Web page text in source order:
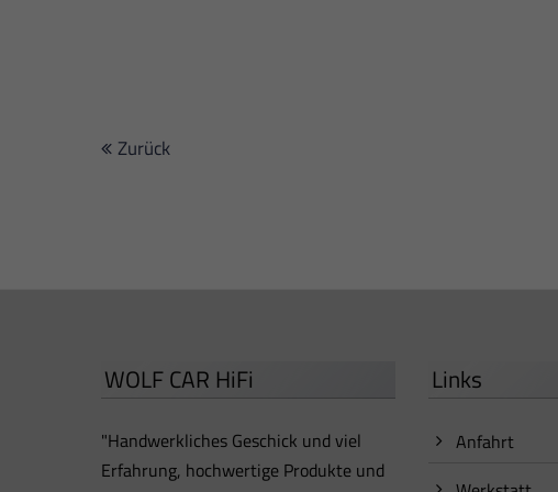
Zurück
WOLF CAR HiFi
"Handwerkliches Geschick und viel
Erfahrung, hochwertige Produkte und
Links
Anfahrt